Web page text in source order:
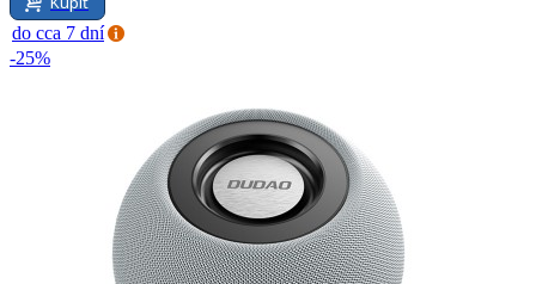
do cca 7 dní
-25%